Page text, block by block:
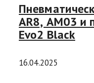
AR8, AM03 и
Evo2 Black
16.04.2025